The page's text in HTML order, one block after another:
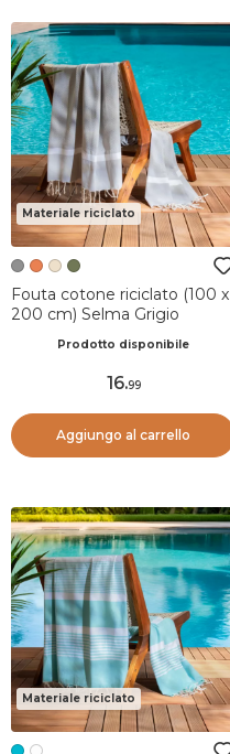
Materiale riciclato
Fouta cotone riciclato (100 x
200 cm) Selma Grigio
Prodotto disponibile
16.99
Aggiungo al carrello
Materiale riciclato